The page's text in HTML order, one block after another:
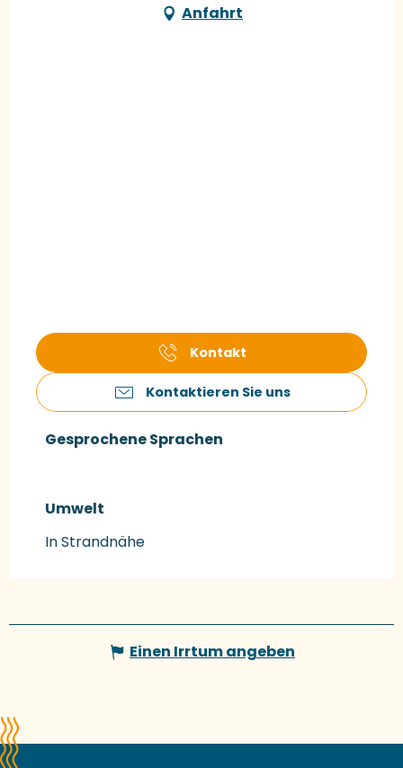
Anfahrt
Kontakt
Kontaktieren Sie uns
Gesprochene Sprachen
Gesprochene Sprachen
Umwelt
Umwelt
In Strandnähe
Einen Irrtum angeben